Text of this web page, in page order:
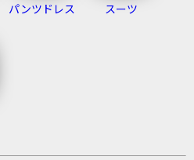
パンツドレス スーツ